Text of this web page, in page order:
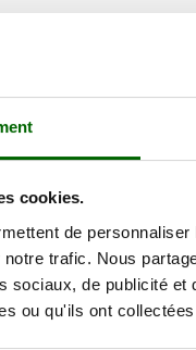
cookies.
de
trafic. Nous
sociaux, de publicité
ou qu'ils ont
des